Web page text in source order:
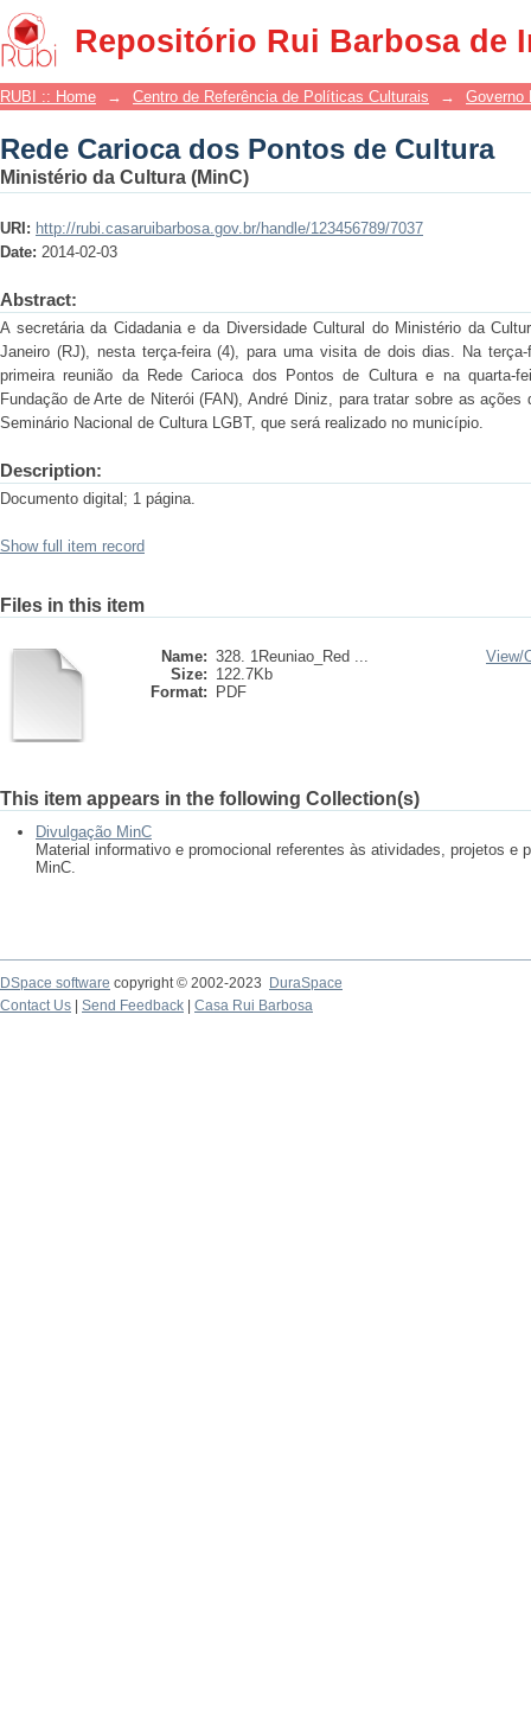
Repositório Rui Barbosa de
Rede Carioca dos Pontos de Cultura
RUBI :: Home → Centro de Referência de Políticas Culturais → Governo
Rede Carioca dos Pontos de Cultura
Ministério da Cultura (MinC)
URI: http://rubi.casaruibarbosa.gov.br/handle/123456789/7037
Date: 2014-02-03
Abstract:
A secretária da Cidadania e da Diversidade Cultural do Ministério da
Janeiro (RJ), nesta terça-feira (4), para uma visita de dois dias. Na
primeira reunião da Rede Carioca dos Pontos de Cultura e na quarta-
Fundação de Arte de Niterói (FAN), André Diniz, para tratar sobre as
Seminário Nacional de Cultura LGBT, que será realizado no município.
Description:
Documento digital; 1 página.
Show full item record
Files in this item
Name: 328. 1Reuniao_Red ...
Size: 122.7Kb
Format:
PDF
View/
This item appears in the following Collection(s)
Divulgação MinC
Material informativo e promocional referentes às atividades, projetos e
MinC.
DSpace software copyright © 2002-2023
DuraSpace
Contact Us
Send Feedback Casa Rui Barbosa